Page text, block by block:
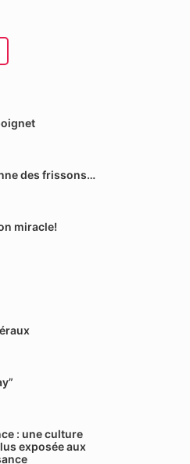
des frissons…
miracle!
: une culture
exposée aux